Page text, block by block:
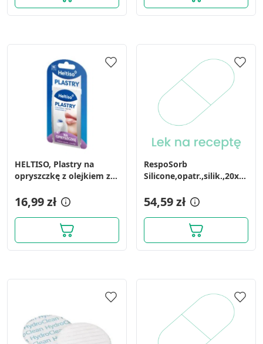
HELTISO, Plastry na
opryszczkę z olejkiem z
szt.
16,99 zł
RespoSorb
54,59 zł